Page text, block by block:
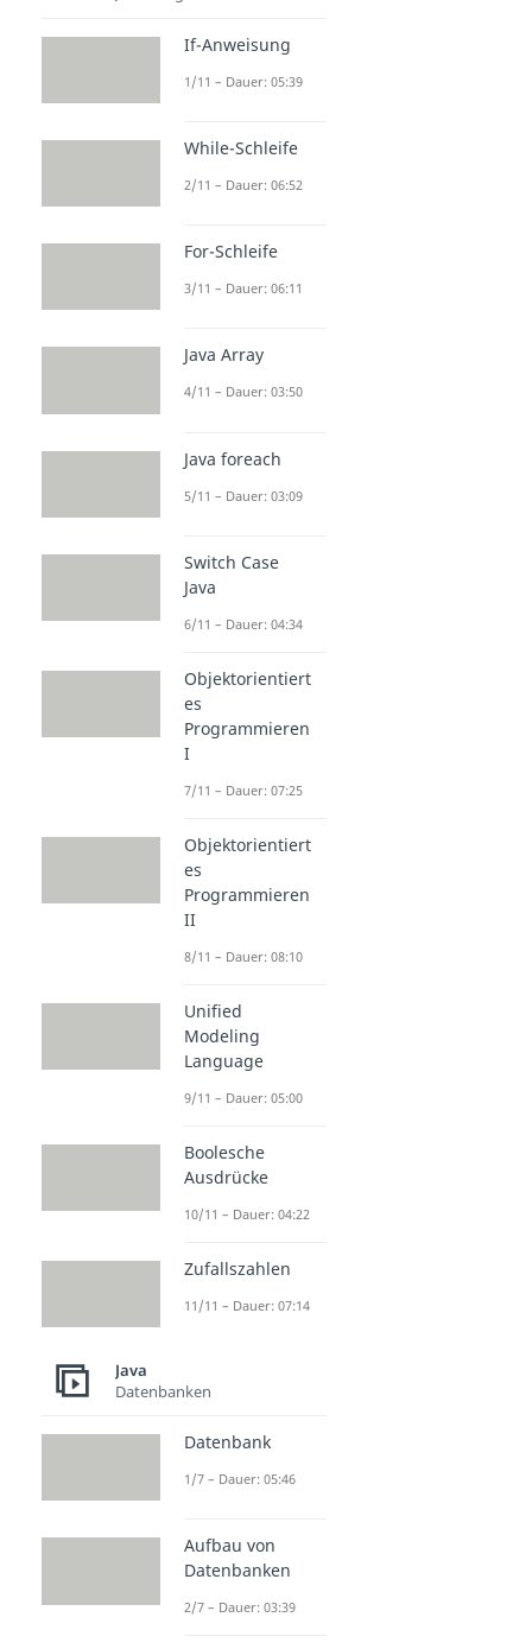
If-Anweisung
1/11 – Dauer: 05:39
While-Schleife
2/11 – Dauer: 06:52
For-Schleife
3/11 – Dauer: 06:11
Java Array
4/11 – Dauer: 03:50
Java foreach
5/11 – Dauer: 03:09
Switch Case
Java
6/11 – Dauer: 04:34
Objektorientiert
es
Programmieren
I
7/11 – Dauer: 07:25
Objektorientiert
es
Programmieren
II
8/11 – Dauer: 08:10
Unified
Modeling
Language
9/11 – Dauer: 05:00
Boolesche
Ausdrücke
10/11 – Dauer: 04:22
Zufallszahlen
11/11 – Dauer: 07:14
Java
Datenbanken
Datenbank
1/7 – Dauer: 05:46
Aufbau von
Datenbanken
2/7 – Dauer: 03:39